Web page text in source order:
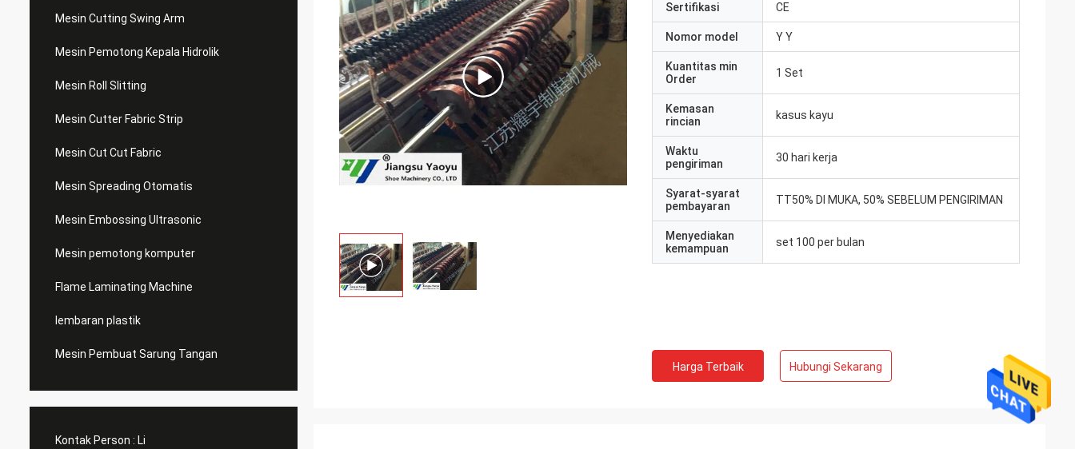
Mesin Cutting Swing Arm
Mesin Pemotong Kepala Hidrolik
Mesin Roll Slitting
Mesin Cutter Fabric Strip
Mesin Cut Cut Fabric
Mesin Spreading Otomatis
Mesin Embossing Ultrasonic
Mesin pemotong komputer
Flame Laminating Machine
lembaran plastik
Mesin Pembuat Sarung Tangan
Kontak Person : Li
Sertifikasi CE
Nomor model Y Y
Kuantitas min
Order
1 Set
Kemasan
rincian
kasus kayu
Waktu
pengiriman
30 hari kerja
Syarat-syarat
pembayaran
TT50% DI MUKA, 50% SEBELUM PENGIRIMAN
Menyediakan
kemampuan
set 100 per bulan
Harga Terbaik Hubungi Sekarang